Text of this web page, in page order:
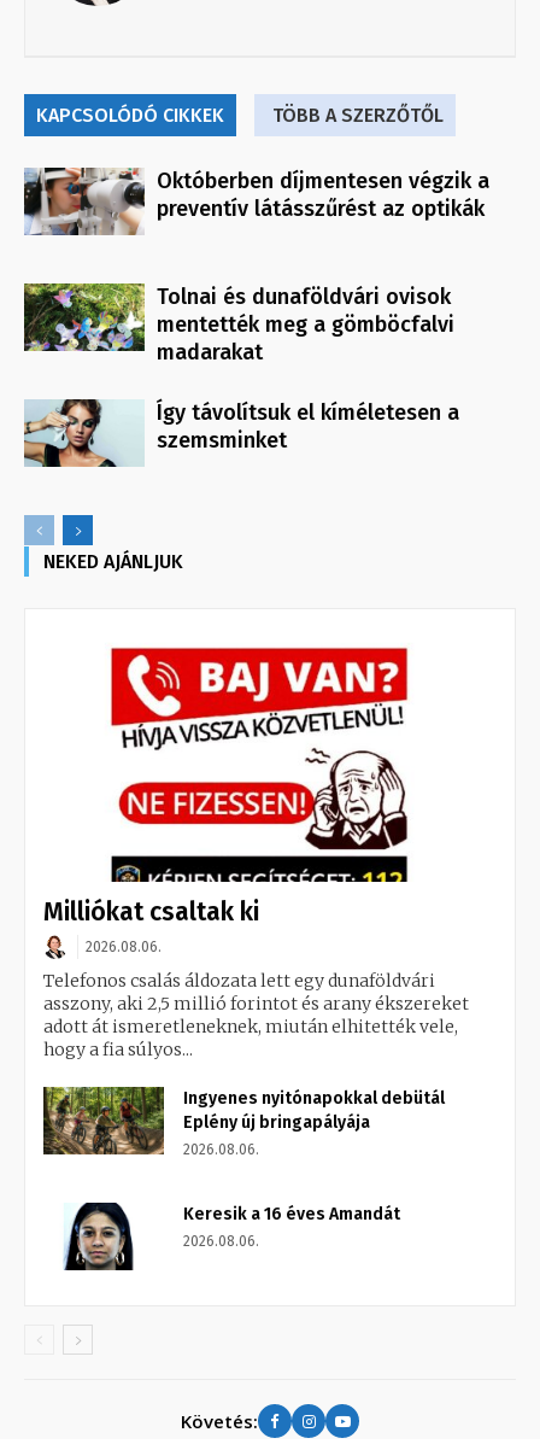
KAPCSOLÓDÓ CIKKEK TÖBB A SZERZŐTŐL
Októberben díjmentesen végzik a
preventív látásszűrést az optikák
Tolnai és dunaföldvári ovisok
mentették meg a gömböcfalvi
madarakat
Így távolítsuk el kíméletesen a
szemsminket
NEKED AJÁNLJUK
Milliókat csaltak ki
2026.08.06.
Telefonos csalás áldozata lett egy dunaföldvári
asszony, aki 2,5 millió forintot és arany ékszereket
adott át ismeretleneknek, miután elhitették vele,
hogy a fia súlyos...
Ingyenes nyitónapokkal debütál
Eplény új bringapályája
2026.08.06.
Keresik a 16 éves Amandát
2026.08.06.
Követés: